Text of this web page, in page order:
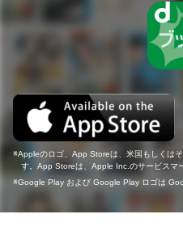
Appleのロゴ、App Storeは、米国もしくは
す。App Storeは、Apple Inc.のサービスマ
Google Play および Google Play ロゴは